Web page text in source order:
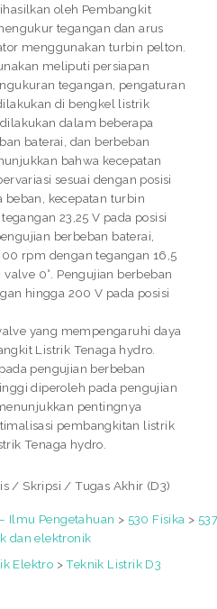
oleh Pembangkit
tegangan dan arus
menggunakan turbin pelton.
meliputi persiapan
tegangan, pengaturan
di bengkel listrik
dalam beberapa
baterai, dan berbeban
bahwa kecepatan
sesuai dengan posisi
beban, kecepatan turbin
23,25 V pada posisi
berbeban baterai,
rpm dengan tegangan 16,5
0°. Pengujian berbeban
hingga 200 V pada posisi
yang mempengaruhi daya
Listrik Tenaga hydro.
pengujian berbeban
diperoleh pada pengujian
pentingnya
pembangkitan listrik
Tenaga hydro.
/ Skripsi / Tugas Akhir (D3)
Ilmu Pengetahuan > 530 Fisika >
dan elektronik
Elektro >Teknik Listrik D3